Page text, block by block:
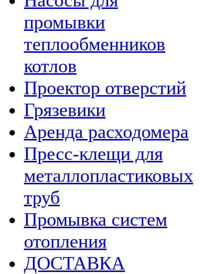
промывки
теплообменников
котлов
Проектор отверстий
Грязевики
Аренда расходомера
Пресс-клещи для
металлопластиковых
труб
Промывка систем
отопления
ДОСТАВКА